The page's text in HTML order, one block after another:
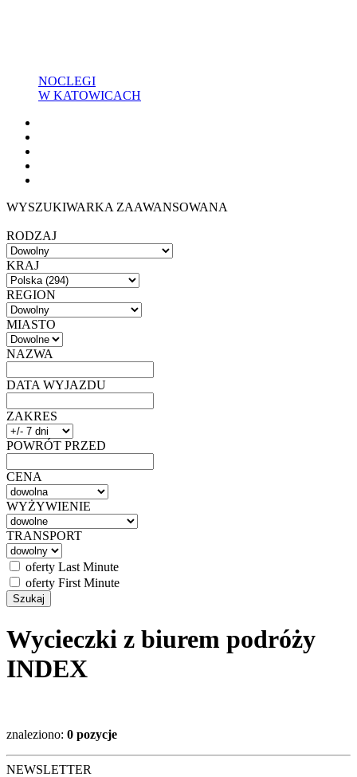
NOCLEGI
W KATOWICACH
WYSZUKIWARKA ZAAWANSOWANA
RODZAJ
KRAJ
REGION
MIASTO
NAZWA
DATA WYJAZDU
ZAKRES
POWRÓT PRZED
CENA
WYŻYWIENIE
TRANSPORT
oferty Last Minute
oferty First Minute
Wycieczki z biurem podróży
INDEX
znaleziono: 0 pozycje
NEWSLETTER